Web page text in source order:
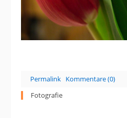
Permalink Kommentare (0)
Fotografie